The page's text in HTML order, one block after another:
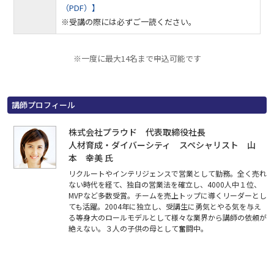
（PDF）】
※受講の際には必ずご一読ください。
※一度に最大14名まで申込可能です
講師プロフィール
株式会社プラウド 代表取締役社長
人材育成・ダイバーシティ スペシャリスト 山
本 幸美 氏
リクルートやインテリジェンスで営業として勤務。全く売れ
ない時代を経て、独自の営業法を確立し、4000人中１位、
MVPなど多数受賞。チームを売上トップに導くリーダーとし
ても活躍。2004年に独立し、受講生に勇気とやる気を与え
る等身大のロールモデルとして様々な業界から講師の依頼が
絶えない。３人の子供の母として奮闘中。